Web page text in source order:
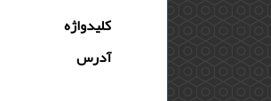
کلیدواژه
آدرس